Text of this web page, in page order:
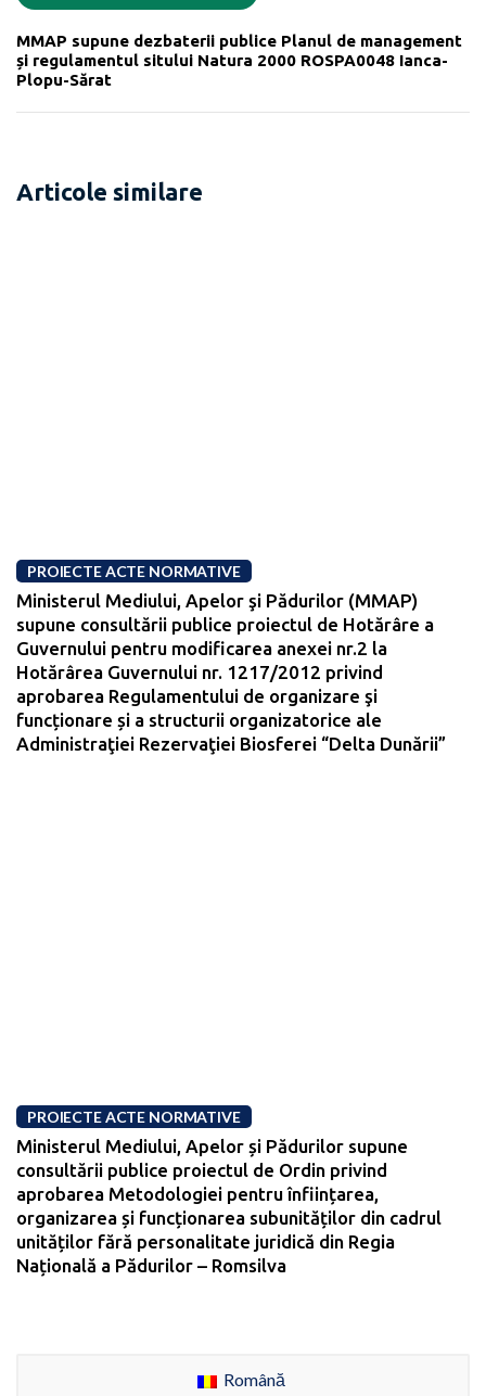
MMAP supune dezbaterii publice Planul de management
și regulamentul sitului Natura 2000 ROSPA0048 Ianca-
Plopu-Sărat
Articole similare
PROIECTE ACTE NORMATIVE
Ministerul Mediului, Apelor şi Pădurilor (MMAP)
supune consultării publice proiectul de Hotărâre a
Guvernului pentru modificarea anexei nr.2 la
Hotărârea Guvernului nr. 1217/2012 privind
aprobarea Regulamentului de organizare şi
funcționare și a structurii organizatorice ale
Administraţiei Rezervaţiei Biosferei “Delta Dunării”
PROIECTE ACTE NORMATIVE
Ministerul Mediului, Apelor și Pădurilor supune
consultării publice proiectul de Ordin privind
aprobarea Metodologiei pentru înființarea,
organizarea și funcționarea subunităților din cadrul
unităților fără personalitate juridică din Regia
Națională a Pădurilor – Romsilva
Română